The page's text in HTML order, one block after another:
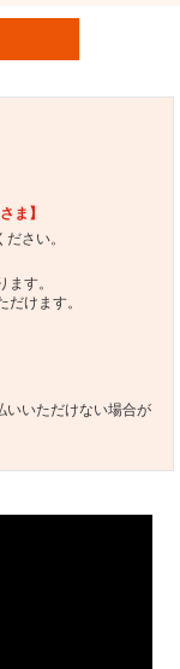
ま】
さい。
ます。
けます。
いいただけない場合が